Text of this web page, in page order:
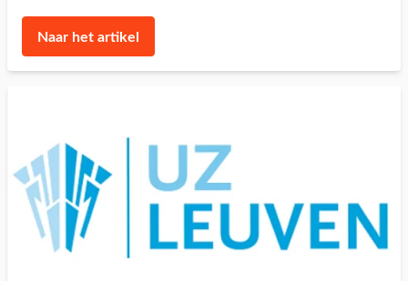
Naar het artikel